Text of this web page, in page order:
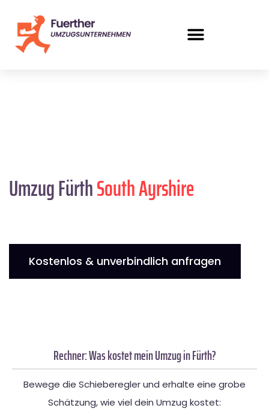
Umzug FürthSouth Ayrshire
Kostenlos & unverbindlich anfragen
Rechner: Was kostet mein Umzug in Fürth?
Bewege die Schieberegler und erhalte eine grobe
Schätzung, wie viel dein Umzug kostet: